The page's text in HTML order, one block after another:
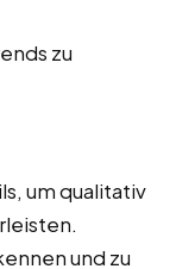
zu
um qualitativ
und zu